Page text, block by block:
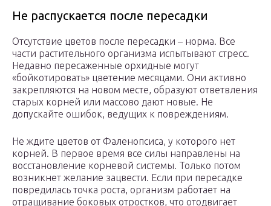
Не распускается после пересадки
Отсутствие цветов после пересадки – норма. Все
части растительного организма испытывают стресс.
Недавно пересаженные орхидные могут
«бойкотировать» цветение месяцами. Они активно
закрепляются на новом месте, образуют ответвления
старых корней или массово дают новые. Не
допускайте ошибок, ведущих к повреждениям.
Не ждите цветов от Фаленопсиса, у которого нет
корней. В первое время все силы направлены на
восстановление корневой системы. Только потом
возникнет желание зацвести. Если при пересадке
повредилась точка роста, организм работает на
отращивание боковых отростков, что отодвигает